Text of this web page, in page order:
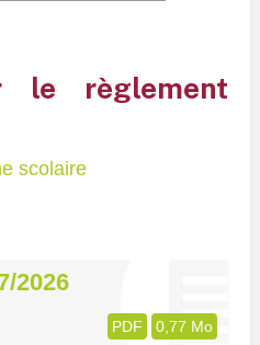
le règlement
scolaire
2026
PDF 0,77 Mo